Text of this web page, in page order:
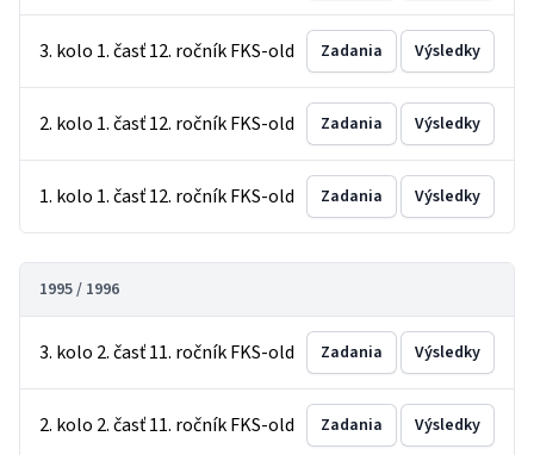
3. kolo 1. časť 12. ročník FKS-old Zadania Výsledky
2. kolo 1. časť 12. ročník FKS-old Zadania Výsledky
1. kolo 1. časť 12. ročník FKS-old Zadania Výsledky
1995 / 1996
3. kolo 2. časť 11. ročník FKS-old Zadania Výsledky
2. kolo 2. časť 11. ročník FKS-old Zadania Výsledky